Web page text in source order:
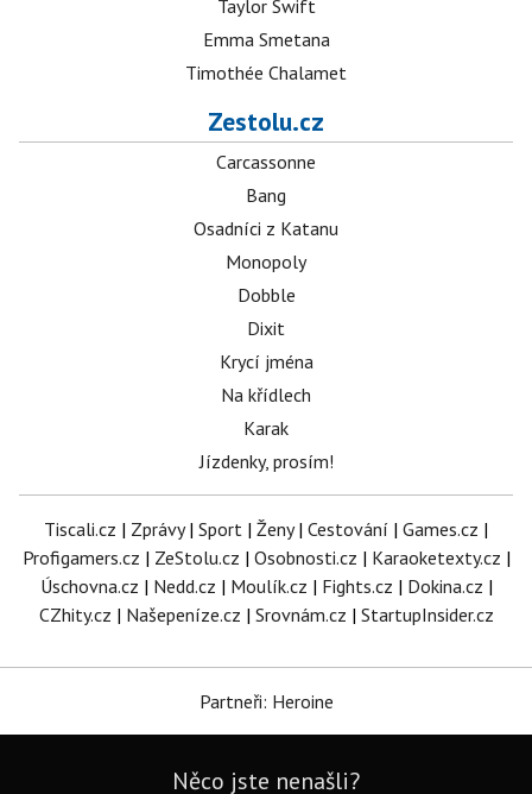
Taylor Swift
Emma Smetana
Timothée Chalamet
Zestolu.cz
Carcassonne
Bang
Osadníci z Katanu
Monopoly
Dobble
Dixit
Krycí jména
Na křídlech
Karak
Jízdenky, prosím!
Tiscali.cz | Zprávy| Sport | Ženy| Cestování | Games.cz |
Profigamers.cz | ZeStolu.cz | Osobnosti.cz | Karaoketexty.cz |
Úschovna.cz | Nedd.cz | Moulík.cz | Fights.cz | Dokina.cz |
CZhity.cz | Našepeníze.cz | Srovnám.cz | StartupInsider.cz
Partneři: Heroine
Něco jste nenašli?